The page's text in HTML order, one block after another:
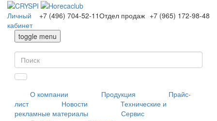
Личный
кабинет
+7 (496) 704-52-11Отдел продаж +7 (965) 172-98-48
toggle menu
О компании Продукция
Прайс-
лист
Новости
Технические и
рекламные материалы
Сервис